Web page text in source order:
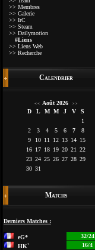
>> Membres
>> Galerie
>> IrC
>> Steam
>> Dailymotion
#Liens
>> Liens Web
>> Recherche
Calendrier
<< Août 2026 >>
D L M M J V
S
1
2
3 4 5 6 7
8
9
10 11 12 13 14 15
16 17 18 19 20 21
22
23 24 25 26 27 28 29
30 31
Matchs
Derniers Matches :
eG*
32/24
HK`
16/4